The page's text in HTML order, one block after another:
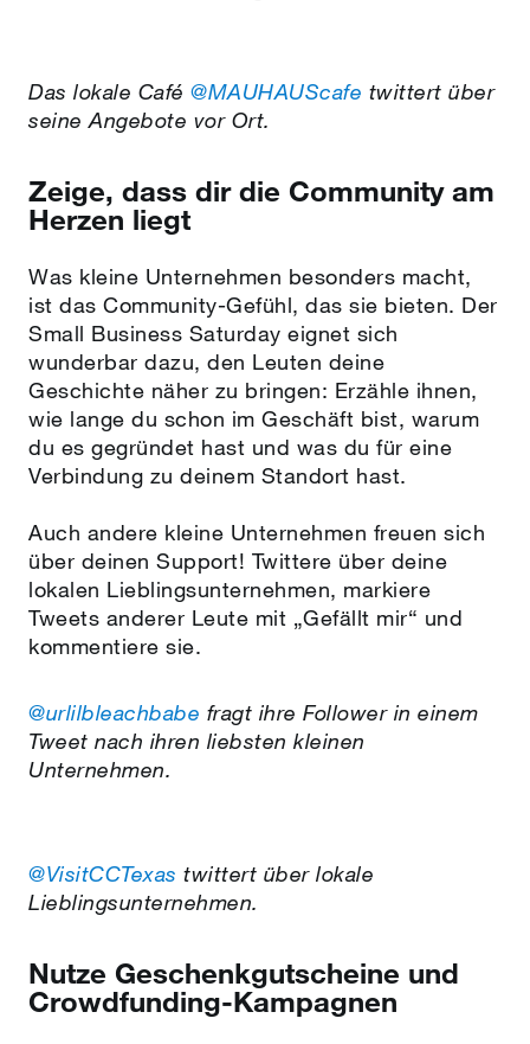
Das lokale Café @MAUHAUScafe twittert über
seine Angebote vor Ort.
Zeige, dass dir die Community am
Herzen liegt
Was kleine Unternehmen besonders macht,
ist das Community-Gefühl, das sie bieten. Der
Small Business Saturday eignet sich
wunderbar dazu, den Leuten deine
Geschichte näher zu bringen: Erzähle ihnen,
wie lange du schon im Geschäft bist, warum
du es gegründet hast und was du für eine
Verbindung zu deinem Standort hast.
Auch andere kleine Unternehmen freuen sich
über deinen Support! Twittere über deine
lokalen Lieblingsunternehmen, markiere
Tweets anderer Leute mit „Gefällt mir“ und
kommentiere sie.
@urlilbleachbabe fragt ihre Follower in einem
Tweet nach ihren liebsten kleinen
Unternehmen.
@VisitCCTexas twittert über lokale
Lieblingsunternehmen.
Nutze Geschenkgutscheine und
Crowdfunding-Kampagnen